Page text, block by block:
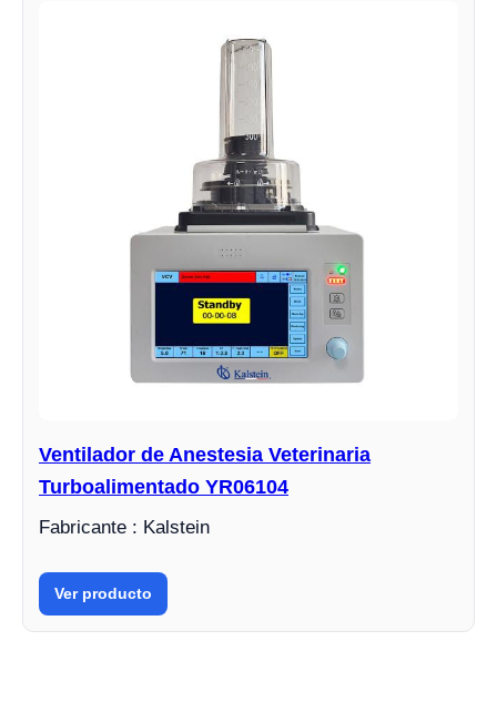
Ventilador de Anestesia Veterinaria
Turboalimentado YR06104
Fabricante : Kalstein
Ver producto